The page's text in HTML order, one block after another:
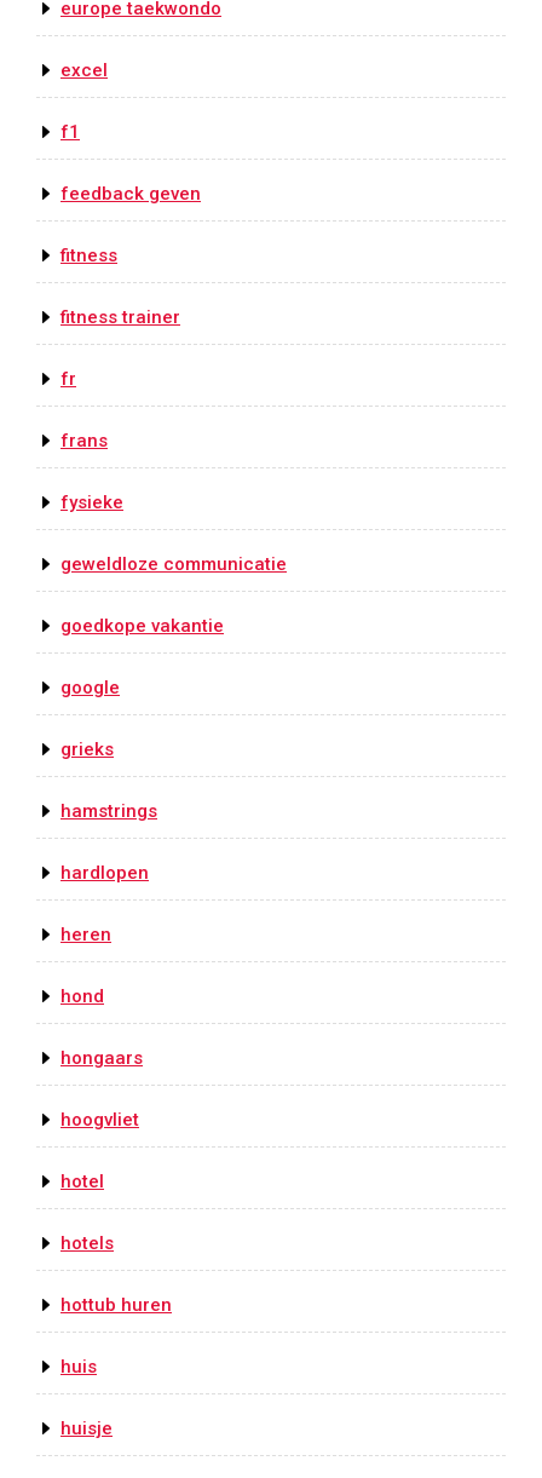
europe taekwondo
excel
f1
feedback geven
fitness
fitness trainer
fr
frans
fysieke
geweldloze communicatie
goedkope vakantie
google
grieks
hamstrings
hardlopen
heren
hond
hongaars
hoogvliet
hotel
hotels
hottub huren
huis
huisje